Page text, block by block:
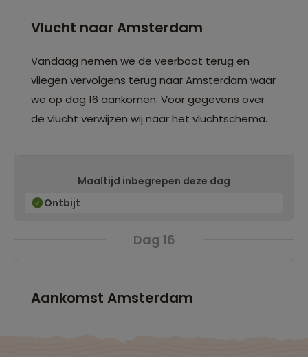
Vlucht naar Amsterdam
Vandaag nemen we de veerboot terug en
vliegen vervolgens terug naar Amsterdam waar
we op dag 16 aankomen. Voor gegevens over
de vlucht verwijzen wij naar het vluchtschema.
Maaltijd inbegrepen deze dag
Ontbijt
Dag 16
Aankomst Amsterdam